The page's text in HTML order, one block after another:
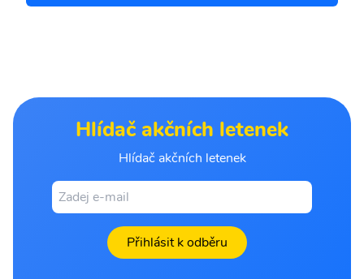
Hlídač akčních letenek
Hlídač akčních letenek
Přihlásit k odběru